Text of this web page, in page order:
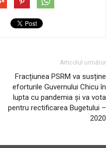
Articolul următor
Fracțiunea PSRM va susține
eforturile Guvernului Chicu în
lupta cu pandemia și va vota
pentru rectificarea Bugetului –
2020